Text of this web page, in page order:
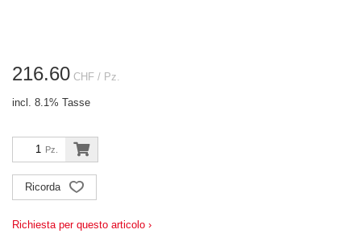
216.60 CHF / Pz.
incl. 8.1% Tasse
Pz.
Ricorda
Richiesta per questo articolo ›